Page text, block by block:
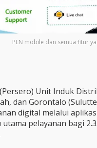
PLN mobile dan semua fitur
Unit Induk
dan Gorontalo
digital melalui
pelayanan bagi